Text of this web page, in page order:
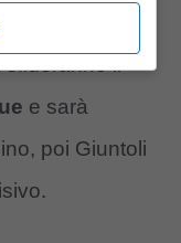
vincere la
sfideranno il
e sarà
poi Giuntoli